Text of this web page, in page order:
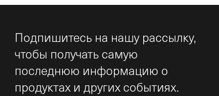
Подпишитесь на нашу рассылку,
чтобы получать самую
последнюю информацию о
продуктах и других событиях.